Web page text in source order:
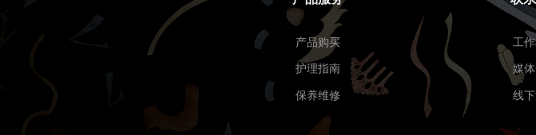
产品购买
护理指南
保养维修
工
媒
线